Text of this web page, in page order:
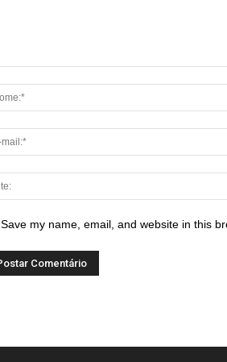
Save my name, email, and website in this